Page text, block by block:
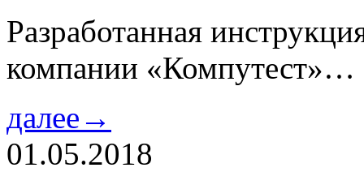
Разработанная
компании «Компутест»…
далее→
01.05.2018